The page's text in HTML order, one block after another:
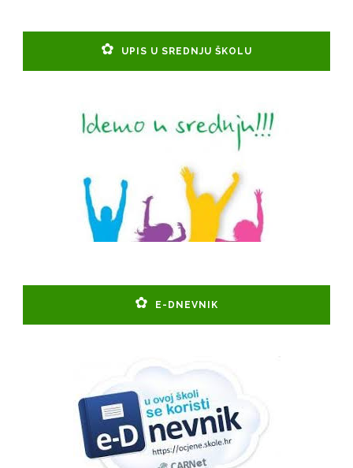
UPIS U SREDNJU ŠKOLU
E-DNEVNIK